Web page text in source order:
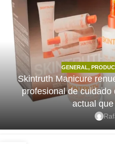
GENERAL,
Skintruth Manicure
profesional de
actual que